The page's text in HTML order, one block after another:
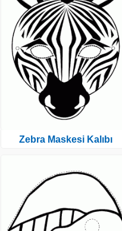
Zebra Maskesi Kalıbı